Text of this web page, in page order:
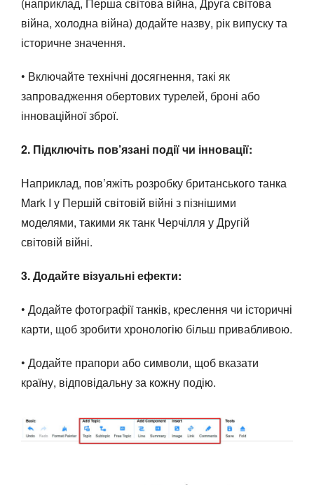
(наприклад, Перша світова війна, Друга світова
війна, холодна війна) додайте назву, рік випуску та
історичне значення.
• Включайте технічні досягнення, такі як
запровадження обертових турелей, броні або
інноваційної зброї.
2. Підключіть пов’язані події чи інновації:
Наприклад, пов’яжіть розробку британського танка
Mark I у Першій світовій війні з пізнішими
моделями, такими як танк Черчілля у Другій
світовій війні.
3. Додайте візуальні ефекти:
• Додайте фотографії танків, креслення чи історичні
карти, щоб зробити хронологію більш привабливою.
• Додайте прапори або символи, щоб вказати
країну, відповідальну за кожну подію.